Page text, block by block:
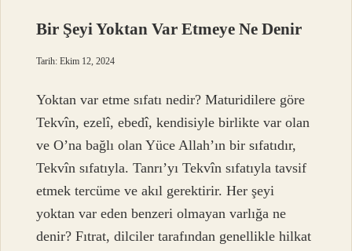
Bir Şeyi Yoktan Var Etmeye Ne Denir
Tarih: Ekim 12, 2024
Yoktan var etme sıfatı nedir? Maturidilere göre
Tekvîn, ezelî, ebedî, kendisiyle birlikte var olan
ve O’na bağlı olan Yüce Allah’ın bir sıfatıdır,
Tekvîn sıfatıyla. Tanrı’yı ​​Tekvîn sıfatıyla tavsif
etmek tercüme ve akıl gerektirir. Her şeyi
yoktan var eden benzeri olmayan varlığa ne
denir? Fıtrat, dilciler tarafından genellikle hilkat